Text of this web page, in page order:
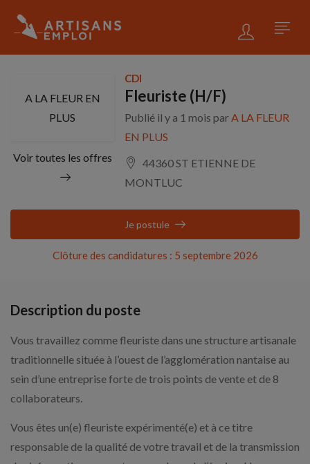
A LA FLEUR EN
PLUS
Voir toutes les offres
CDI
Fleuriste (H/F)
Publié il y a 1 mois parA LA FLEUR
EN PLUS
44360 ST ETIENNE DE
MONTLUC
Clôture des candidatures : 5 septembre 2026
Je postule
Description du poste
Vous travaillez comme fleuriste dans une structure artisanale
traditionnelle située à l’ouest de l’agglomération nantaise au
sein d’une entreprise forte de trois points de vente et de 8
collaborateurs.
Vous êtes un(e) fleuriste expérimenté(e) et à ce titre
responsable de la qualité de votre travail et de la transmission